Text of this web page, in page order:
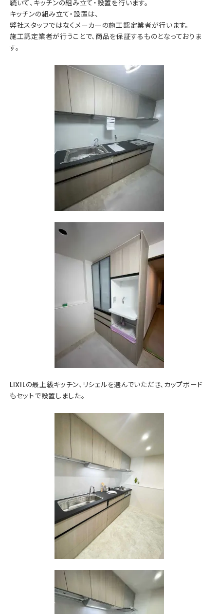
続いて、キッチンの組み立て・設置を行います。
キッチンの組み立て・設置は、
弊社スタッフではなくメーカーの施工認定業者が行います。
施工認定業者が行うことで、商品を保証するものとなっておりま
す。
LIXILの最上級キッチン、リシェルを選んでいただき、カップボード
もセットで設置しました。